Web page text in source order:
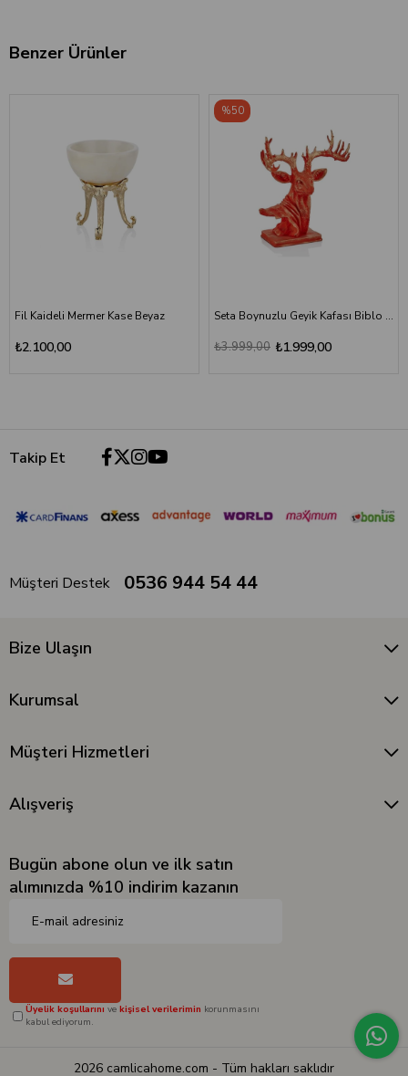
Benzer Ürünler
Fil Kaideli Mermer Kase Beyaz
₺2.100,00
Seta Boynuzlu Geyik Kafası Biblo Kırmızı
₺1.999,00
₺3.999,00
%50
Takip Et
Müşteri Destek 0536 944 54 44
Bize Ulaşın
Kurumsal
Müşteri Hizmetleri
Alışveriş
Bugün abone olun ve ilk satın
alımınızda %10 indirim kazanın
Üyelik koşullarını ve kişisel verilerimin korunmasını
kabul ediyorum.
2026 camlicahome.com - Tüm hakları saklıdır